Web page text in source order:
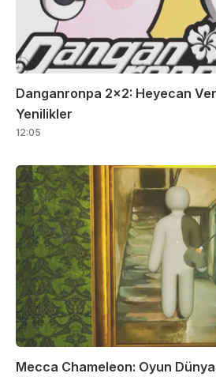
Danganronpa 2×2: Heyecan
Yenilikler
12:05
Mecca Chameleon: Oyun